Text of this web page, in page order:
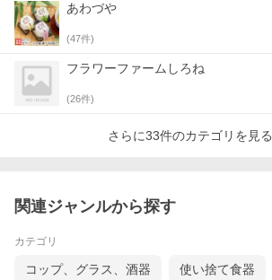
あわづや
(47件)
フラワーファームしろね
(26件)
さらに33件のカテゴリを見る
関連ジャンルから探す
カテゴリ
コップ、グラス、酒器 使い捨て食器